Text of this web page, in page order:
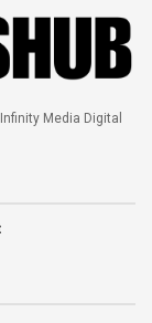
Media Digital